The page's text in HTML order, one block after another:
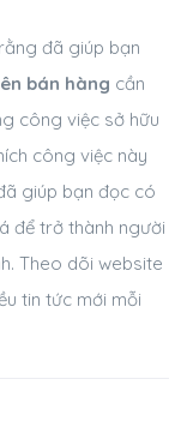
đã giúp bạn
bán hàng cần
công việc sở hữu
công việc này
giúp bạn đọc có
để trở thành người
Theo dõi website
tin tức mới mỗi